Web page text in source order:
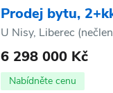
Prodej bytu,
U Nisy, Liberec
6 298 000 Kč
Nabídněte cenu